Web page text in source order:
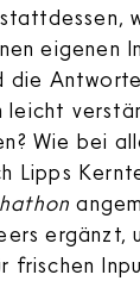
eigenen
die
leicht
Wie bei
Lipps
ergänzt,
frischen